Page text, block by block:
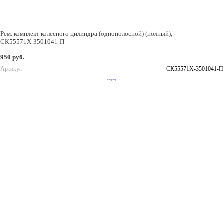
Рем. комплект колесного цилиндра (однополосной) (полный),
СК55571Х-3501041-П
950 руб.
Артикул СК55571Х-3501041-П
В корзину